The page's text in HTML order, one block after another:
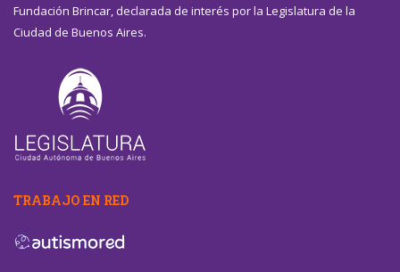
Fundación Brincar, declarada de interés por la Legislatura de la
Ciudad de Buenos Aires.
TRABAJO EN RED